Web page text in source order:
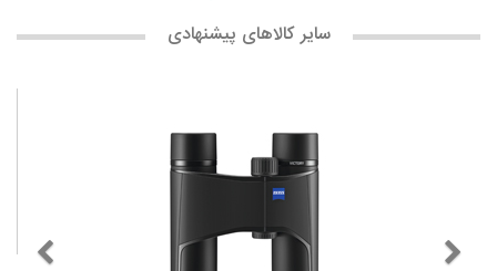
سایر کالاهای پیشنهادی